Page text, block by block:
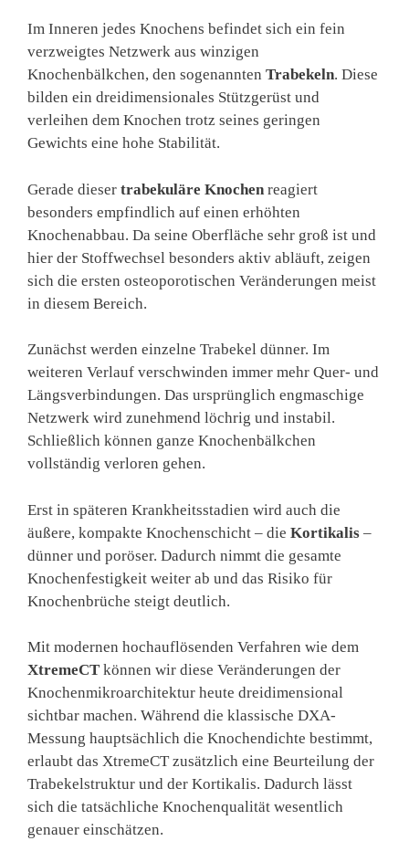
Im Inneren jedes Knochens befindet sich ein fein
verzweigtes Netzwerk aus winzigen
Knochenbälkchen, den sogenannten Trabekeln. Diese
bilden ein dreidimensionales Stützgerüst und
verleihen dem Knochen trotz seines geringen
Gewichts eine hohe Stabilität.
Gerade dieser trabekuläre Knochen reagiert
besonders empfindlich auf einen erhöhten
Knochenabbau. Da seine Oberfläche sehr groß ist und
hier der Stoffwechsel besonders aktiv abläuft, zeigen
sich die ersten osteoporotischen Veränderungen meist
in diesem Bereich.
Zunächst werden einzelne Trabekel dünner. Im
weiteren Verlauf verschwinden immer mehr Quer- und
Längsverbindungen. Das ursprünglich engmaschige
Netzwerk wird zunehmend löchrig und instabil.
Schließlich können ganze Knochenbälkchen
vollständig verloren gehen.
Erst in späteren Krankheitsstadien wird auch die
äußere, kompakte Knochenschicht – die Kortikalis –
dünner und poröser. Dadurch nimmt die gesamte
Knochenfestigkeit weiter ab und das Risiko für
Knochenbrüche steigt deutlich.
Mit modernen hochauflösenden Verfahren wie dem
XtremeCT können wir diese Veränderungen der
Knochenmikroarchitektur heute dreidimensional
sichtbar machen. Während die klassische DXA-
Messung hauptsächlich die Knochendichte bestimmt,
erlaubt das XtremeCT zusätzlich eine Beurteilung der
Trabekelstruktur und der Kortikalis. Dadurch lässt
sich die tatsächliche Knochenqualität wesentlich
genauer einschätzen.